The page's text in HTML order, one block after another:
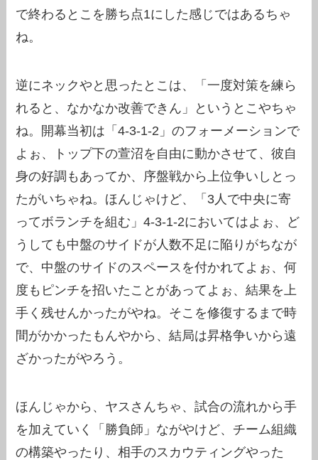
で終わるとこを勝ち点1にした感じではあるちゃ
ね。
逆にネックやと思ったとこは、「一度対策を練ら
れると、なかなか改善できん」というとこやちゃ
ね。開幕当初は「4-3-1-2」のフォーメーションで
よぉ、トップ下の萱沼を自由に動かさせて、彼自
身の好調もあってか、序盤戦から上位争いしとっ
たがいちゃね。ほんじゃけど、「3人で中央に寄
ってボランチを組む」4-3-1-2においてはよぉ、ど
うしても中盤のサイドが人数不足に陥りがちなが
で、中盤のサイドのスペースを付かれてよぉ、何
度もピンチを招いたことがあってよぉ、結果を上
手く残せんかったがやね。そこを修復するまで時
間がかかったもんやから、結局は昇格争いから遠
ざかったがやろう。
ほんじゃから、ヤスさんちゃ、試合の流れから手
を加えていく「勝負師」ながやけど、チーム組織
の構築やったり、相手のスカウティングやった